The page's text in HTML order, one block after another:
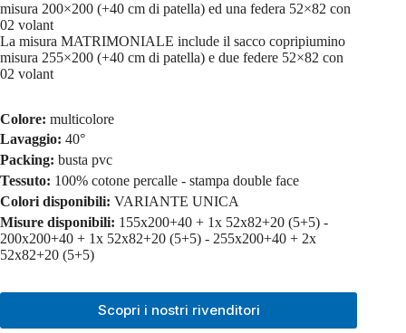
misura 200×200 (+40 cm di patella) ed una federa 52×82 con
02 volant
La misura MATRIMONIALE include il sacco copripiumino
misura 255×200 (+40 cm di patella) e due federe 52×82 con
02 volant
Colore: multicolore
Lavaggio: 40°
Packing: busta pvc
Tessuto: 100% cotone percalle - stampa double face
Colori disponibili: VARIANTE UNICA
Misure disponibili: 155x200+40 + 1x 52x82+20 (5+5) -
200x200+40 + 1x 52x82+20 (5+5) - 255x200+40 + 2x
52x82+20 (5+5)
Scopri i nostri rivenditori